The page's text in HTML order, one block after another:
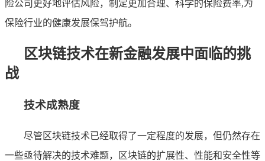
险公司更好地评估风险，制定更加合理、科学的保险费率,为
保险行业的健康发展保驾护航。
区块链技术在新金融发展中面临的挑
战
技术成熟度
尽管区块链技术已经取得了一定程度的发展，但仍然存在
一些亟待解决的技术难题，区块链的扩展性、性能和安全性等